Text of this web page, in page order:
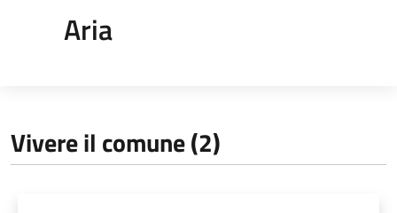
Aria
Vivere il comune (2)